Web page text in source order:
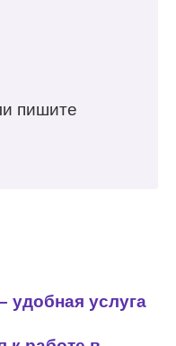
пишите
удобная услуга